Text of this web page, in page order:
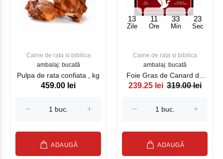
Carne de rata si bibilica
ambalaj: bucată
Pulpa de rata confiata , kg
459.00 lei
ADAUGĂ
13
Zile
11
Ore
33
Min
23
Sec
Carne de rata si bibilica
ambalaj: bucată
Foie Gras de Canard de
rata 30% , 250 g
239.25 lei 319.00 lei
ADAUGĂ